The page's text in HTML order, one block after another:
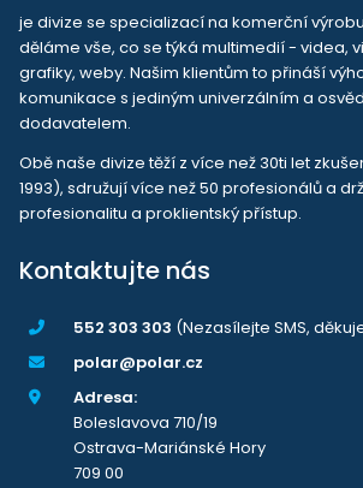
je divize se specializací na komerční
děláme vše, co se týká multimedií - videa,
grafiky, weby. Našim klientům to přináší
komunikace s jediným univerzálním a
dodavatelem.
Obě naše divize těží z více než 30ti let
1993), sdružují více než 50 profesionálů a
profesionalitu a proklientský přístup.
Kontaktujte nás
552 303 303 (Nezasílejte SMS,
polar@polar.cz
Adresa:
Boleslavova 710/19
Ostrava-Mariánské Hory
709 00